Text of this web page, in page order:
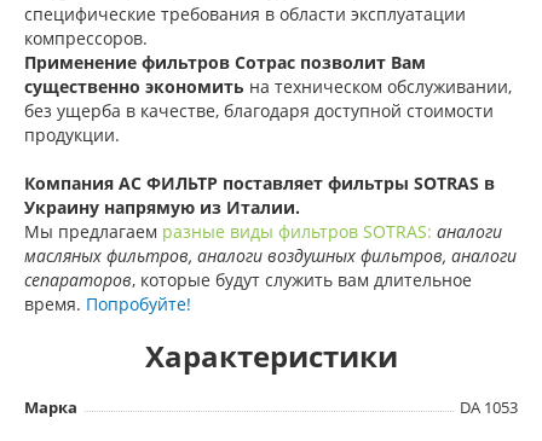
специфические требования в области эксплуатации
компрессоров.
Применение фильтров Сотрас позволит Вам
существенно экономить на техническом обслуживании,
без ущерба в качестве, благодаря доступной стоимости
продукции.
Компания АС ФИЛЬТР поставляет фильтры SOTRAS в
Украину напрямую из Италии.
Мы предлагаем разные виды фильтров SOTRAS: аналоги
масляных фильтров, аналоги воздушных фильтров, аналоги
сепараторов, которые будут служить вам длительное
время. Попробуйте!
Характеристики
Марка DA 1053